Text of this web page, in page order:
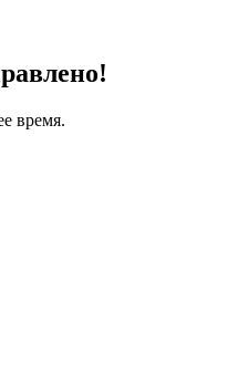
время.